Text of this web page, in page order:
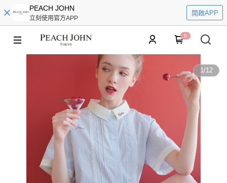
PEACH JOHN
立刻使用官方APP
開啟APP
0
1/12